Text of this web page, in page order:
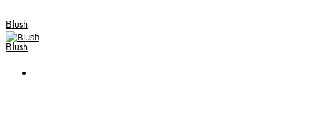
Blush
Blush